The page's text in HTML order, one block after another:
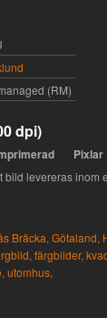
(RM)
dpi)
Pixlar
bild levereras inom
Bräcka, Götaland,
färgbilder,
utomhus,